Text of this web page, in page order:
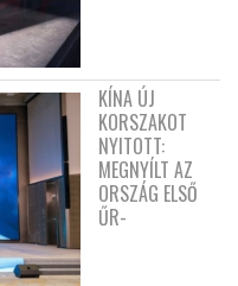
KÍNA ÚJ
KORSZAKOT
NYITOTT:
MEGNYÍLT AZ
ORSZÁG ELSŐ
ŰR-